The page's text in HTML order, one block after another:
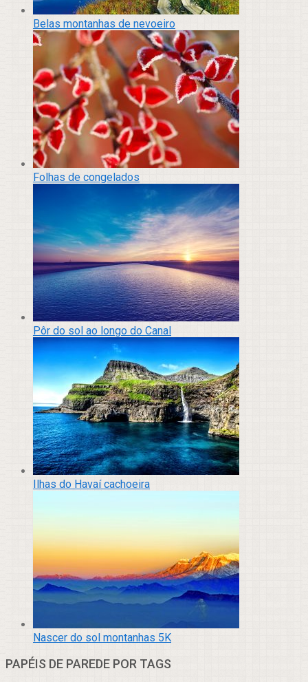
Belas montanhas de nevoeiro
Folhas de congelados
Pôr do sol ao longo do Canal
Ilhas do Havaí cachoeira
Nascer do sol montanhas 5K
PAPÉIS DE PAREDE POR TAGS